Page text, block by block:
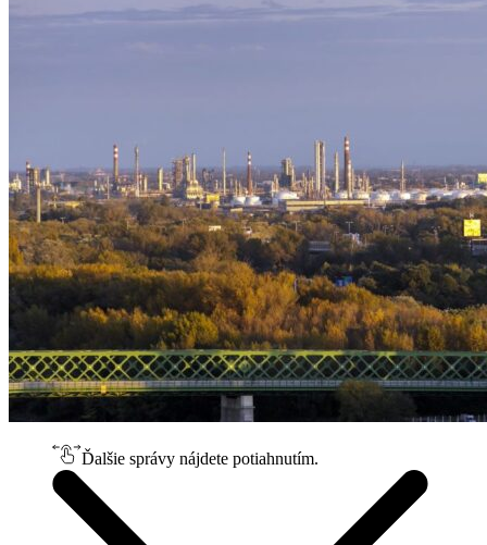
Ďalšie správy nájdete potiahnutím.